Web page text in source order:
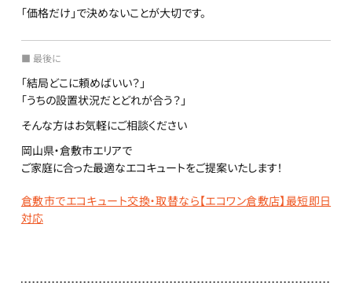
「価格だけ」で決めないことが大切です。
■ 最後に
「結局どこに頼めばいい？」
「うちの設置状況だとどれが合う？」
そんな方はお気軽にご相談ください
岡山県・倉敷市エリアで
ご家庭に合った最適なエコキュートをご提案いたします！
倉敷市でエコキュート交換・取替なら【エコワン倉敷店】最短即日
対応